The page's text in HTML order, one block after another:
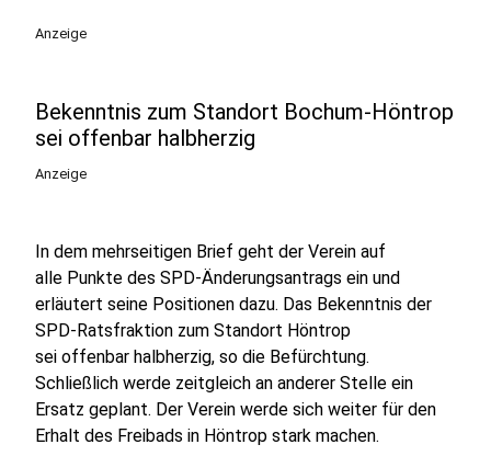
Anzeige
Bekenntnis zum Standort Bochum-Höntrop
sei offenbar halbherzig
Anzeige
In dem mehrseitigen Brief geht der Verein auf
alle Punkte des SPD-Änderungsantrags ein und
erläutert seine Positionen dazu. Das Bekenntnis der
SPD-Ratsfraktion zum Standort Höntrop
sei offenbar halbherzig, so die Befürchtung.
Schließlich werde zeitgleich an anderer Stelle ein
Ersatz geplant. Der Verein werde sich weiter für den
Erhalt des Freibads in Höntrop stark machen.